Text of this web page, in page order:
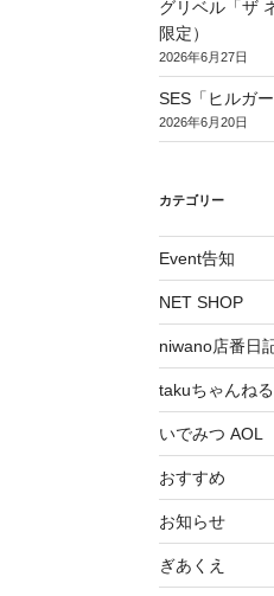
グリベル「ザ
限定）
2026年6月27日
SES「ヒルガー
2026年6月20日
カテゴリー
Event告知
NET SHOP
niwano店番日
takuちゃんねる
いでみつ AOL
おすすめ
お知らせ
ぎあくえ